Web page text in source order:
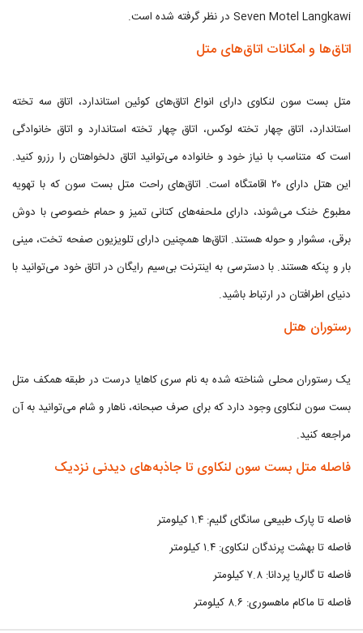
Seven Motel Langkawi در نظر گرفته شده است.
اتاق‌ها و امکانات اتاق‌های متل
متل بست سون لنکاوی دارای انواع اتاق‌های کوئین استاندارد، اتاق سه تخته
استاندارد، اتاق چهار تخته لوکس، اتاق چهار تخته استاندارد و اتاق خانوادگی
است که متناسب با نیاز خود و خانواده می‌توانید اتاق دلخواهتان را رزرو کنید.
این هتل دارای ۲۰ اقامتگاه است. اتاق‌های راحت متل بست سون که با تهویه
مطبوع خنک می‌شوند، دارای ملحفه‌های کتانی تمیز و حمام خصوصی با دوش
برقی، سشوار و حوله هستند. اتاق‌ها همچنین دارای تلویزیون صفحه تخت، مینی
بار و پنکه هستند. با دسترسی به اینترنت بی‌سیم رایگان در اتاق خود می‌توانید با
دنیای اطرافتان در ارتباط باشید.
رستوران هتل
یک رستوران محلی شناخته شده به نام سری کاهایا درست در طبقه همکف متل
بست سون لنکاوی وجود دارد که برای صرف صبحانه، ناهار و شام می‌توانید به آن
مراجعه کنید.
فاصله متل بست سون لنکاوی تا جاذبه‌های دیدنی نزدیک
فاصله تا پارک طبیعی سانگای گلیم: ۱.۴ کیلومتر
فاصله تا بهشت پرندگان لنکاوی: ۱.۴ کیلومتر
فاصله تا گالریا پردانا: ۷.۸ کیلومتر
فاصله تا ماکام ماهسوری: ۸.۶ کیلومتر